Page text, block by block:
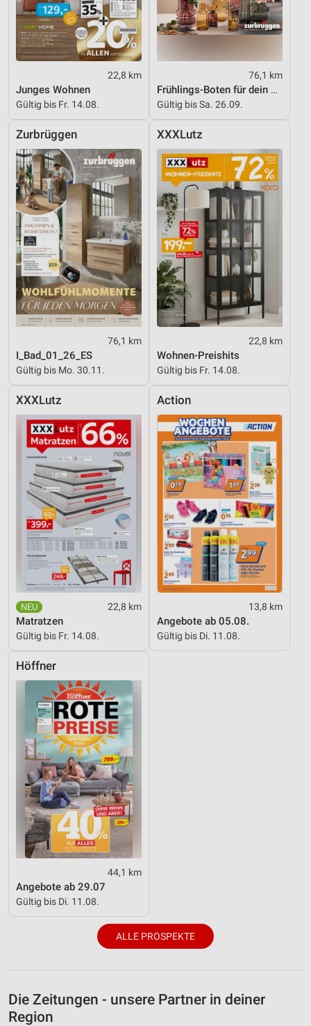
22,8 km
Junges Wohnen
Gültig bis Fr. 14.08.
76,1 km
Frühlings-Boten für dein Zuhause
Gültig bis Sa. 26.09.
Zurbrüggen
76,1 km
I_Bad_01_26_ES
Gültig bis Mo. 30.11.
XXXLutz
22,8 km
Wohnen-Preishits
Gültig bis Fr. 14.08.
XXXLutz
22,8 km
Matratzen
Gültig bis Fr. 14.08.
Action
13,8 km
Angebote ab 05.08.
Gültig bis Di. 11.08.
Höffner
44,1 km
Angebote ab 29.07
Gültig bis Di. 11.08.
ALLE PROSPEKTE
Die Zeitungen - unsere Partner in deiner
Region